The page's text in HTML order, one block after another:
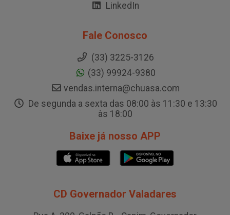
LinkedIn
Fale Conosco
(33) 3225-3126
(33) 99924-9380
vendas.interna@chuasa.com
De segunda a sexta das 08:00 às 11:30 e 13:30
às 18:00
Baixe já nosso APP
CD Governador Valadares